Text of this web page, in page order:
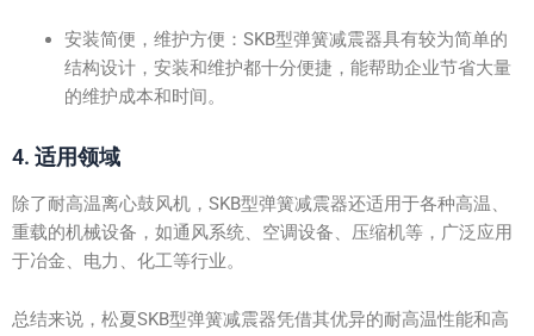
安装简便，维护方便：SKB型弹簧减震器具有较为简单的
结构设计，安装和维护都十分便捷，能帮助企业节省大量
的维护成本和时间。
4. 适用领域
除了耐高温离心鼓风机，SKB型弹簧减震器还适用于各种高温、
重载的机械设备，如通风系统、空调设备、压缩机等，广泛应用
于冶金、电力、化工等行业。
总结来说，松夏SKB型弹簧减震器凭借其优异的耐高温性能和高